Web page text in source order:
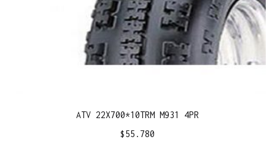
ATV 22X700*10TRM M931 4PR
$55.780